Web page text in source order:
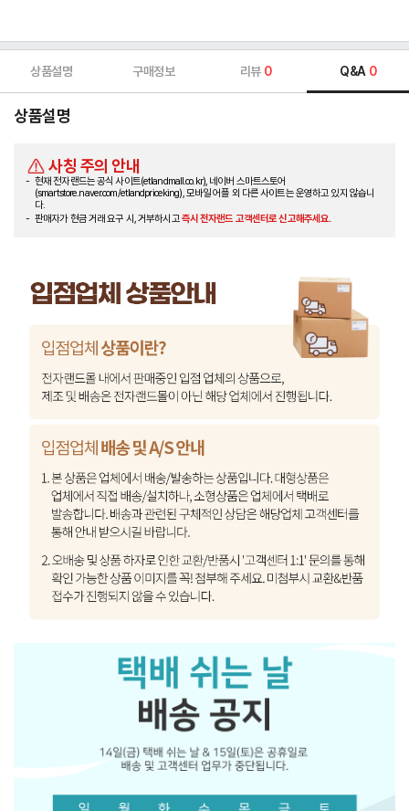
상품설명 구매정보 리뷰 0 Q&A 0
상품설명
사칭 주의 안내
현재 전자랜드는 공식 사이트(etlandmall.co.kr), 네이버 스마트스토어
(smartstore.naver.com/etlandpriceking), 모바일 어플 외 다른 사이트는 운영하고 있지 않습니
다.
판매자가 현금 거래 요구 시, 거부하시고즉시 전자랜드 고객센터로 신고해주세요.